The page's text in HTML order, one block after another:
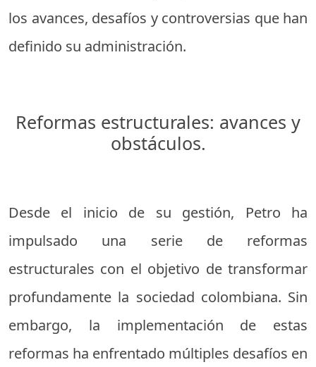
los avances, desafíos y controversias que han
definido su administración.
Reformas estructurales: avances y
obstáculos.
Desde el inicio de su gestión, Petro ha
impulsado una serie de reformas
estructurales con el objetivo de transformar
profundamente la sociedad colombiana. Sin
embargo, la implementación de estas
reformas ha enfrentado múltiples desafíos en